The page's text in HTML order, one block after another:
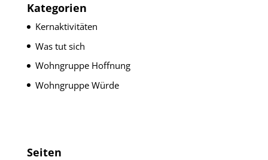
Kategorien
Kernaktivitäten
Was tut sich
Wohngruppe Hoffnung
Wohngruppe Würde
Seiten